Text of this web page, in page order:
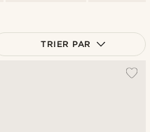
TRIER PAR